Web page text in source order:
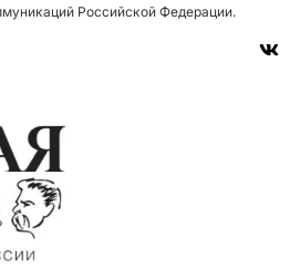
Российской Федерации.